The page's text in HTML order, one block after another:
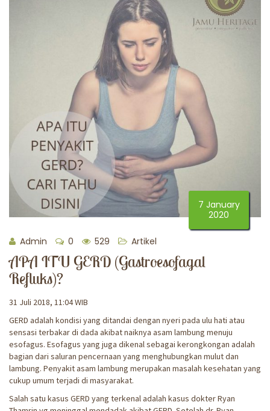
7 January
2020
Admin 0 529 Artikel
APA ITU GERD (Gastroesofagal
Refluks)?
31 Juli 2018, 11:04 WIB
GERD adalah kondisi yang ditandai dengan nyeri pada ulu hati atau
sensasi terbakar di dada akibat naiknya asam lambung menuju
esofagus. Esofagus yang juga dikenal sebagai kerongkongan adalah
bagian dari saluran pencernaan yang menghubungkan mulut dan
lambung. Penyakit asam lambung merupakan masalah kesehatan yang
cukup umum terjadi di masyarakat.
Salah satu kasus GERD yang terkenal adalah kasus dokter Ryan